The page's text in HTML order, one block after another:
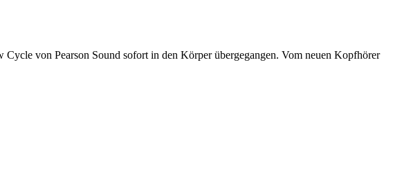
von Pearson Sound sofort in den Körper übergegangen. Vom neuen Kopfhörer